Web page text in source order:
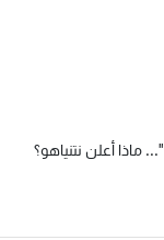
ماذا أعلن نتنياهو؟